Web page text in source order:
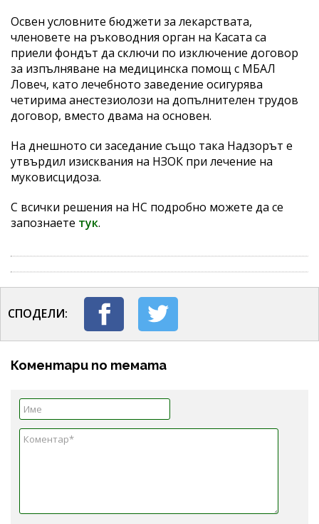
Освен условните бюджети за лекарствата,
членовете на ръководния орган на Касата са
приели фондът да сключи по изключение договор
за изпълняване на медицинска помощ с МБАЛ
Ловеч, като лечебното заведение осигурява
четирима анестезиолози на допълнителен трудов
договор, вместо двама на основен.
На днешното си заседание също така Надзорът е
утвърдил изисквания на НЗОК при лечение на
муковисцидоза.
С всички решения на НС подробно можете да се
запознаете тук.
СПОДЕЛИ:
Коментари по темата